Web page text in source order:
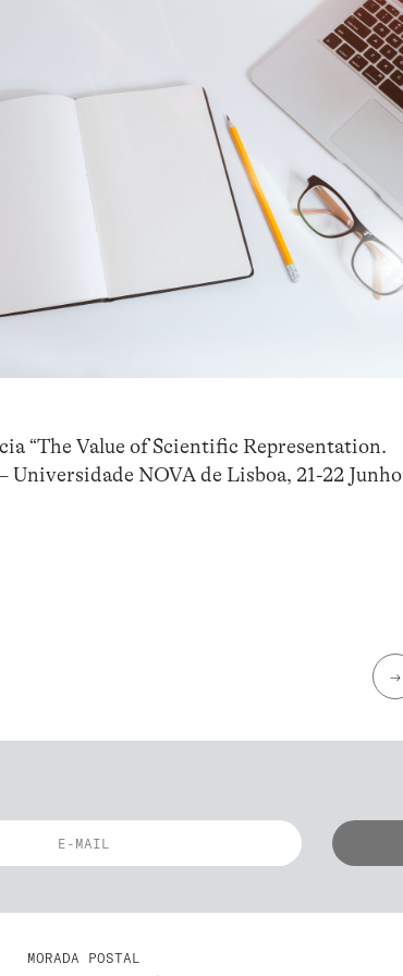
“The Value of Scientific Representation.
Universidade NOVA de Lisboa, 21-22 Junho
→
MORADA POSTAL